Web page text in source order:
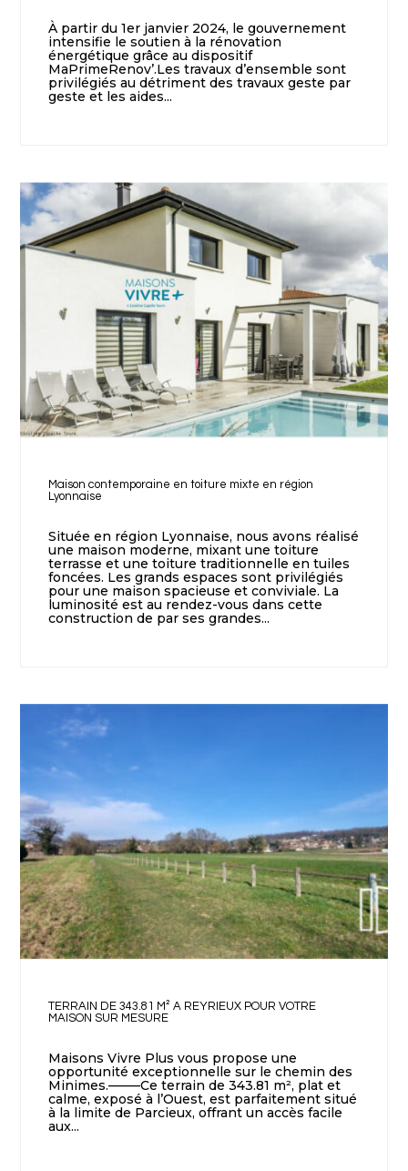
À partir du 1er janvier 2024, le gouvernement
intensifie le soutien à la rénovation
énergétique grâce au dispositif
MaPrimeRenov’.Les travaux d’ensemble sont
privilégiés au détriment des travaux geste par
geste et les aides...
Maison contemporaine en toiture mixte en région
Lyonnaise
Située en région Lyonnaise, nous avons réalisé
une maison moderne, mixant une toiture
terrasse et une toiture traditionnelle en tuiles
foncées. Les grands espaces sont privilégiés
pour une maison spacieuse et conviviale. La
luminosité est au rendez-vous dans cette
construction de par ses grandes...
TERRAIN DE 343.81 M² A REYRIEUX POUR VOTRE
MAISON SUR MESURE
Maisons Vivre Plus vous propose une
opportunité exceptionnelle sur le chemin des
Minimes.——–Ce terrain de 343.81 m², plat et
calme, exposé à l’Ouest, est parfaitement situé
à la limite de Parcieux, offrant un accès facile
aux...